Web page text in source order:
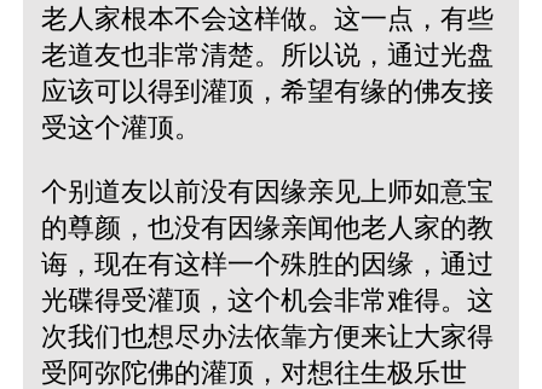
老人家根本不会这样做。这一点，有些
老道友也非常清楚。所以说，通过光盘
应该可以得到灌顶，希望有缘的佛友接
受这个灌顶。
个别道友以前没有因缘亲见上师如意宝
的尊颜，也没有因缘亲闻他老人家的教
诲，现在有这样一个殊胜的因缘，通过
光碟得受灌顶，这个机会非常难得。这
次我们也想尽办法依靠方便来让大家得
受阿弥陀佛的灌顶，对想往生极乐世